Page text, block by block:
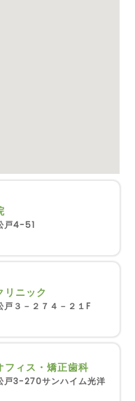
戸4-51
リニック
戸３－２７４－２１F
フィス・矯正歯科
戸3-270サンハイム光洋